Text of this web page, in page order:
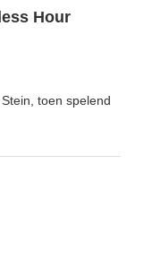
Hour
toen spelend